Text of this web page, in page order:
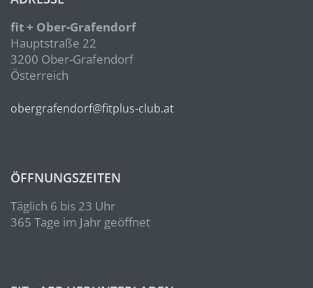
fit + Ober-Grafendorf
Hauptstraße 22
3200 Ober-Grafendorf
Österreich
obergrafendorf@fitplus-club.at
ÖFFNUNGSZEITEN
Täglich 6 bis 23 Uhr
365 Tage im Jahr geöffnet